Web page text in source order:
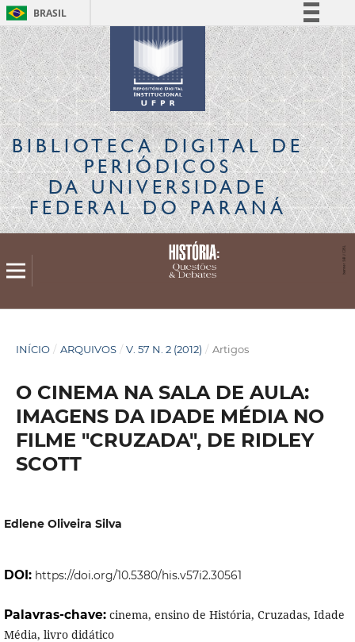
BRASIL
Simplifique!
Comunica BR
Participe
Acesso à informação
Legislação
Canais
BIBLIOTECA DIGITALDE
PERIÓDICOS
DA UNIVERSIDADE
FEDERAL DO PARANÁ
INÍCIO / ARQUIVOS / V. 57 N. 2 (2012) / Artigos
O CINEMA NA SALA DE AULA:
IMAGENS DA IDADE MÉDIA NO
FILME "CRUZADA", DE RIDLEY
SCOTT
Edlene Oliveira Silva
DOI: https://doi.org/10.5380/his.v57i2.30561
Palavras-chave: cinema, ensino de História, Cruzadas, Idade
Média, livro didático